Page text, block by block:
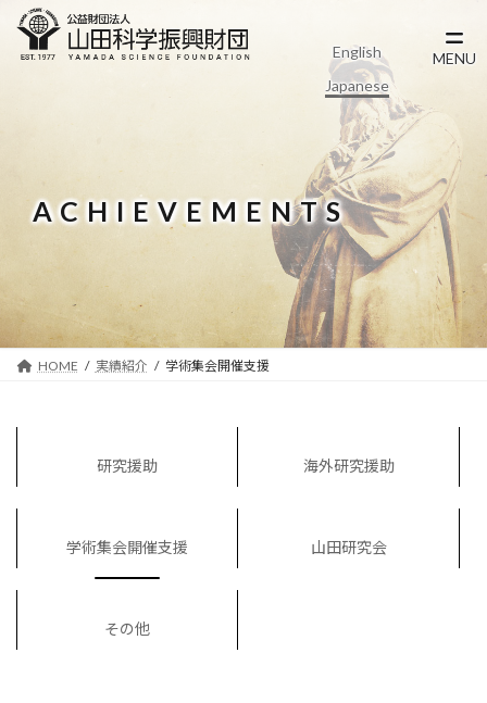
English
Japanese
ACHIEVEMENTS
HOME 実績紹介 学術集会開催支援
研究援助 海外研究援助
学術集会開催支援 山田研究会
その他
MENU